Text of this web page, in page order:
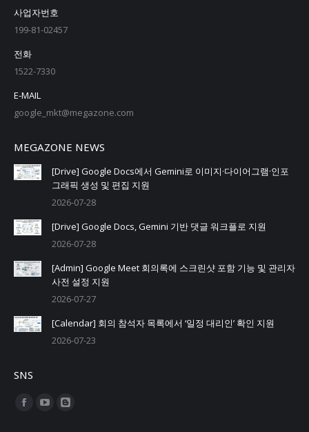
사업자번호
199-81-02457
전화
1522-7330
E-MAIL
google_mkt@megazone.com
MEGAZONE NEWS
[Drive] Google Docs에서 Gemini로 이미지·다이어그램·인포
그래픽 생성 및 편집 지원
2026-07-28
[Drive] Google Docs, Gemini 기반 댓글 워크플로 지원
2026-07-28
[Admin] Google Meet 회의록에 스크린샷 포함 기능 및 관리자
사전 설정 지원
2026-07-27
[Calendar] 회의 참석자 목록에서 ‘일정 대리인’ 확인 지원
2026-07-23
SNS
Find us on:
FacebookYouTubeBlogger